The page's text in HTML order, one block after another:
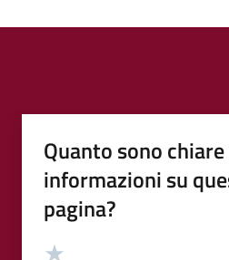
Quanto sono
informazioni su
pagina?
Valutazione